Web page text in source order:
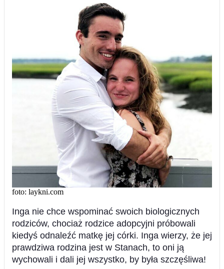
foto: laykni.com
Inga nie chce wspominać swoich biologicznych
rodziców, chociaż rodzice adopcyjni próbowali
kiedyś odnaleźć matkę jej córki. Inga wierzy, że jej
prawdziwa rodzina jest w Stanach, to oni ją
wychowali i dali jej wszystko, by była szczęśliwa!